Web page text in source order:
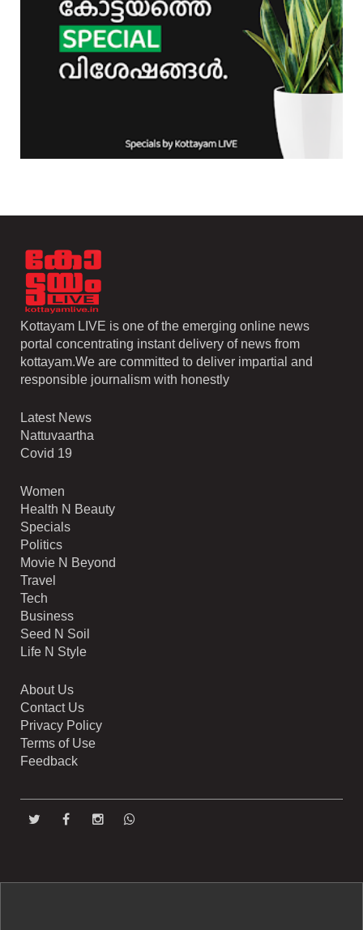
Kottayam LIVE is one of the emerging online news
portal concentrating instant delivery of news from
kottayam.We are committed to deliver impartial and
responsible journalism with honestly
Latest News
Nattuvaartha
Covid 19
Women
Health N Beauty
Specials
Politics
Movie N Beyond
Travel
Tech
Business
Seed N Soil
Life N Style
About Us
Contact Us
Privacy Policy
Terms of Use
Feedback